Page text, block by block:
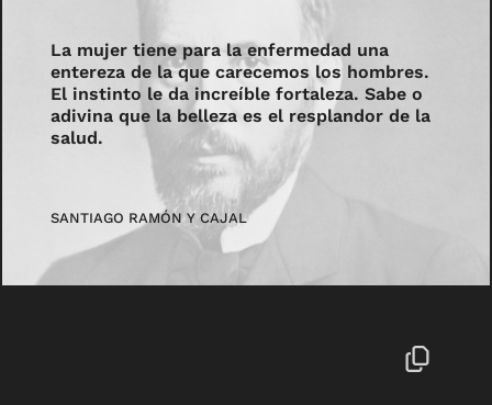
La mujer tiene para la enfermedad una
entereza de la que carecemos los hombres.
El instinto le da increíble fortaleza. Sabe o
adivina que la belleza es el resplandor de la
salud.
SANTIAGO RAMÓN Y CAJAL